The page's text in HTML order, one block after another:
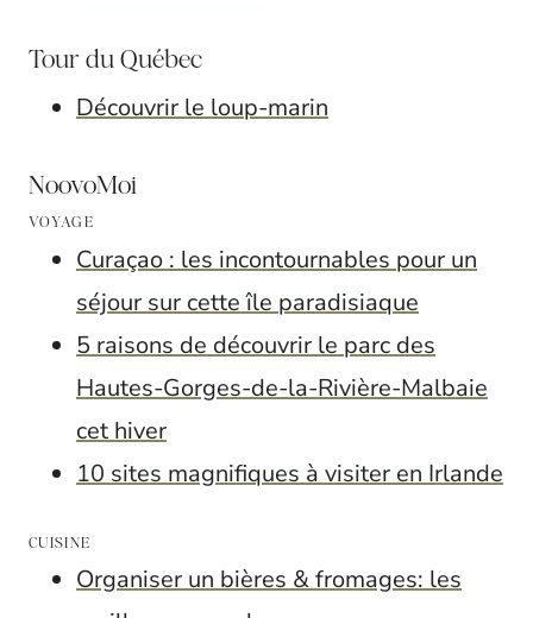
Tour du Québec
Découvrir le loup-marin
NoovoMoi
VOYAGE
Curaçao : les incontournables pour un
séjour sur cette île paradisiaque
5 raisons de découvrir le parc des
Hautes-Gorges-de-la-Rivière-Malbaie
cet hiver
10 sites magnifiques à visiter en Irlande
CUISINE
Organiser un bières & fromages: les